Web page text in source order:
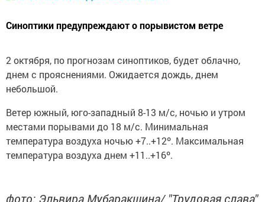
Синоптики предупреждают о порывистом ветре
2 октября, по прогнозам синоптиков, будет облачно,
днем с прояснениями. Ожидается дождь, днем
небольшой.
Ветер южный, юго-западный 8-13 м/с, ночью и утром
местами порывами до 18 м/с. Минимальная
температура воздуха ночью +7..+12º. Максимальная
температура воздуха днем +11..+16º.
фото: Эльвира Мубаракшина/ "Трудовая слава"